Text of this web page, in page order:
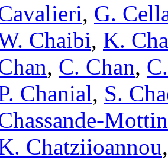
, G.
Chaibi, K.
, C. Chan,
Chanial, S.
Mottin
Chatziioannou